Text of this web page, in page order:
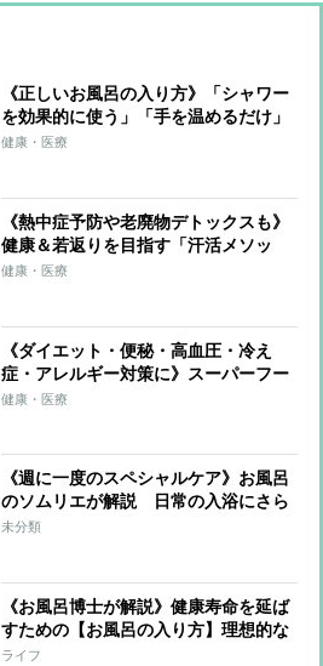
《正しいお風呂の入り方》「シャワー
を効果的に使う」「手を温めるだけ」
「塩とアロマを活用」で心も体もデト
健康・医療
《熱中症予防や老廃物デトックスも》
健康＆若返りを目指す「汗活メソッ
ド」のポイント「6～8時間の睡眠をし
健康・医療
《ダイエット・便秘・高血圧・冷え
症・アレルギー対策に》スーパーフー
ド「酒粕」驚きの発酵パワーを解説！
健康・医療
《週に一度のスペシャルケア》お風呂
のソムリエが解説 日常の入浴にさら
なる健康効果を目指す「温冷交代浴」
未分類
《お風呂博士が解説》健康寿命を延ば
すための【お風呂の入り方】理想的な
入浴法は「40℃に10分」「就寝の90分
ライフ